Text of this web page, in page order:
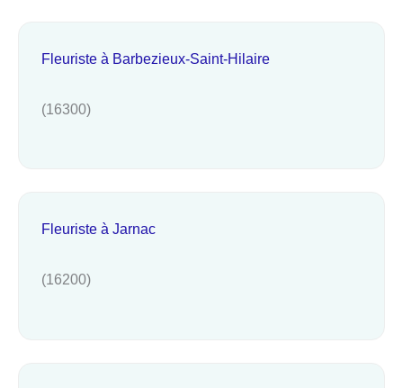
Fleuriste à Barbezieux-Saint-Hilaire
(16300)
Fleuriste à Jarnac
(16200)